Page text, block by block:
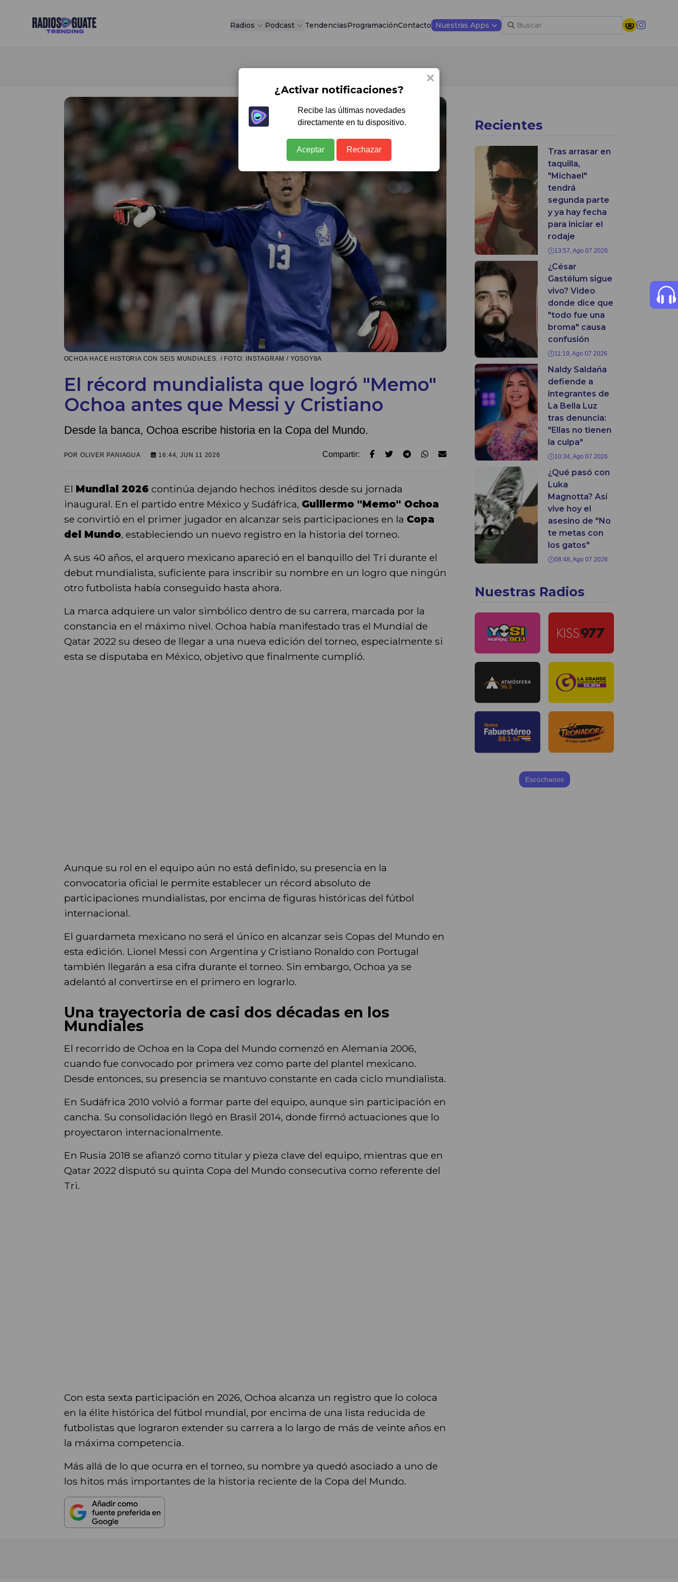
Radios Guate Radios Podcast TendenciasProgramaciónContacto Nuestras Apps
OCHOA HACE HISTORIA CON SEIS MUNDIALES. / FOTO: INSTAGRAM / YOSOY8A
El récord mundialista que logró "Memo"
Ochoa antes que Messi y Cristiano
Desde la banca, Ochoa escribe historia en la Copa del Mundo.
POR OLIVER PANIAGUA 16:44, JUN 11 2026 Compartir:
El Mundial 2026 continúa dejando hechos inéditos desde su jornada
inaugural. En el partido entre México y Sudáfrica, Guillermo "Memo" Ochoa
se convirtió en el primer jugador en alcanzar seis participaciones en la Copa
del Mundo, estableciendo un nuevo registro en la historia del torneo.
A sus 40 años, el arquero mexicano apareció en el banquillo del Tri durante el
debut mundialista, suficiente para inscribir su nombre en un logro que ningún
otro futbolista había conseguido hasta ahora.
La marca adquiere un valor simbólico dentro de su carrera, marcada por la
constancia en el máximo nivel. Ochoa había manifestado tras el Mundial de
Qatar 2022 su deseo de llegar a una nueva edición del torneo, especialmente si
esta se disputaba en México, objetivo que finalmente cumplió.
Aunque su rol en el equipo aún no está definido, su presencia en la
convocatoria oficial le permite establecer un récord absoluto de
participaciones mundialistas, por encima de figuras históricas del fútbol
internacional.
El guardameta mexicano no será el único en alcanzar seis Copas del Mundo en
esta edición. Lionel Messi con Argentina y Cristiano Ronaldo con Portugal
también llegarán a esa cifra durante el torneo. Sin embargo, Ochoa ya se
adelantó al convertirse en el primero en lograrlo.
Una trayectoria de casi dos décadas en los
Mundiales
El recorrido de Ochoa en la Copa del Mundo comenzó en Alemania 2006,
cuando fue convocado por primera vez como parte del plantel mexicano.
Desde entonces, su presencia se mantuvo constante en cada ciclo mundialista.
En Sudáfrica 2010 volvió a formar parte del equipo, aunque sin participación en
cancha. Su consolidación llegó en Brasil 2014, donde firmó actuaciones que lo
proyectaron internacionalmente.
En Rusia 2018 se afianzó como titular y pieza clave del equipo, mientras que en
Qatar 2022 disputó su quinta Copa del Mundo consecutiva como referente del
Tri.
Con esta sexta participación en 2026, Ochoa alcanza un registro que lo coloca
en la élite histórica del fútbol mundial, por encima de una lista reducida de
futbolistas que lograron extender su carrera a lo largo de más de veinte años en
la máxima competencia.
Más allá de lo que ocurra en el torneo, su nombre ya quedó asociado a uno de
los hitos más importantes de la historia reciente de la Copa del Mundo.
Recientes
Tras arrasar en
taquilla,
"Michael"
tendrá
segunda parte
y ya hay fecha
para iniciar el
rodaje
13:57, Ago 07 2026
¿César
Gastélum sigue
vivo? Video
donde dice que
"todo fue una
broma" causa
confusión
11:19, Ago 07 2026
Naldy Saldaña
defiende a
integrantes de
La Bella Luz
tras denuncia:
"Ellas no tienen
la culpa"
10:34, Ago 07 2026
¿Qué pasó con
Luka
Magnotta? Así
vive hoy el
asesino de "No
te metas con
los gatos"
08:48, Ago 07 2026
Nuestras Radios
Escúchanos
×
¿Activar notificaciones?
Recibe las últimas novedades
directamente en tu dispositivo.
Aceptar Rechazar